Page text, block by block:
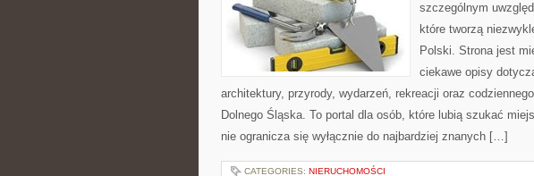
szczególnym
które tworzą
Polski. Strona jest
ciekawe opisy
architektury, przyrody, wydarzeń, rekreacji oraz
Dolnego Śląska. To portal dla osób, które lubią szukać
nie ogranicza się wyłącznie do najbardziej znanych […]
CATEGORIES: NIERUCHOMOŚCI